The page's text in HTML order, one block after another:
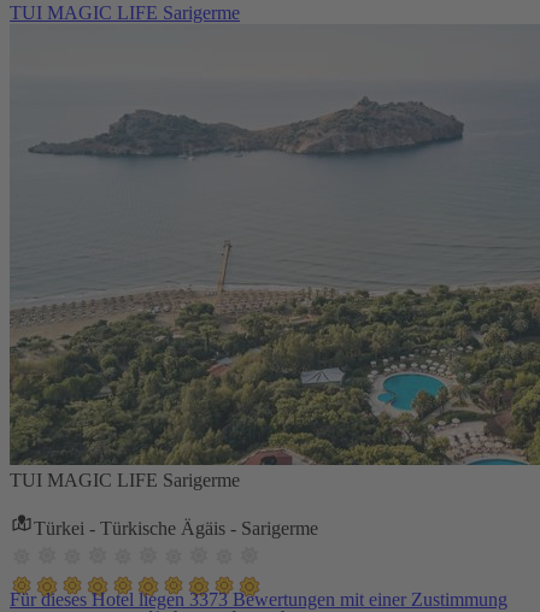
TUI MAGIC LIFE Sarigerme
TUI MAGIC LIFE Sarigerme
Türkei - Türkische Ägäis - Sarigerme
Für dieses Hotel liegen 3373 Bewertungen mit einer Zustimmung